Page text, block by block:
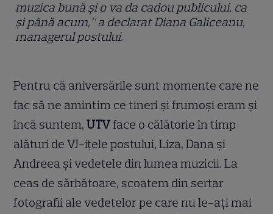
muzica bună și o va da cadou publicului, ca
și până acum,” a declarat Diana Galiceanu,
managerul postului.
Pentru că aniversările sunt momente care ne
fac să ne amintim ce tineri și frumoși eram și
încă suntem,UTVface o călătorie în timp
alături de VJ-ițele postului, Liza, Dana și
Andreea și vedetele din lumea muzicii. La
ceas de sărbătoare, scoatem din sertar
fotografii ale vedetelor pe care nu le-ați mai